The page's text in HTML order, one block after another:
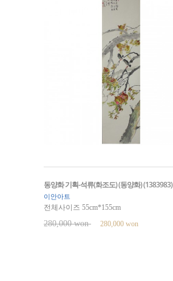
동양화 기획-석류(화조도) (동양화) (1383983)
이안아트
전체사이즈 55cm*155cm
280,000 won 280,000 won